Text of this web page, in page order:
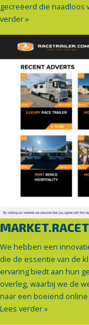
gecreëerd die
verder »
We hebben een
die de essentie van de
ervaring biedt aan hun
overleg, waarbij we de
naar een boeiend
Lees verder »